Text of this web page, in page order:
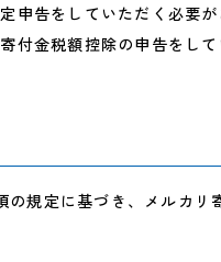
申告をしていただく必要
付金税額控除の申告をし
規定に基づき、メルカリ